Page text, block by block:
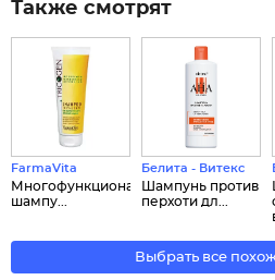
Также смотрят
FarmaVita
Многофункциональный
шампу...
Белита - Витекс
Шампунь против
перхоти дл...
Выбрать все